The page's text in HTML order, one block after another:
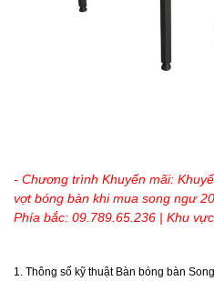
- Chương trình Khuyến mãi:
vợt bóng bàn khi mua song ngư
Phía bắc: 09.789.65.236 | Khu
1. Thông số kỹ thuật Bàn bóng bàn